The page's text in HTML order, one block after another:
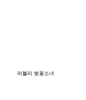
러블리 벚꽃소녀